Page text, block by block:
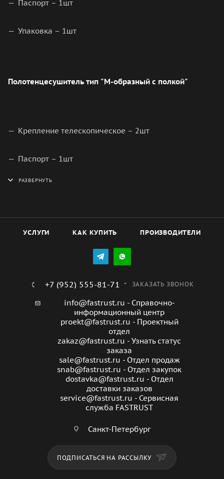
Паспорт – 1шт
Упаковка – 1шт
Полотенцесушитель тип "М-образный с полкой"
Крепление телескопическое – 2шт
Паспорт – 1шт
УСЛУГИ КАК КУПИТЬ ПРОИЗВОДИТЕЛИ
+7 (952) 555-81-71 ЗАКАЗАТЬ ЗВОНОК
info@fastrust.ru - Справочно-
информационный центр
proekt@fastrust.ru - Проектный
отдел
zakaz@fastrust.ru - Узнать статус
заказа
sale@fastrust.ru - Отдел продаж
snab@fastrust.ru - Отдел закупок
dostavka@fastrust.ru - Отдел
доставки заказов
service@fastrust.ru - Сервисная
служба FASTRUST
Санкт-Петербург
ПОДПИСАТЬСЯ НА РАССЫЛКУ